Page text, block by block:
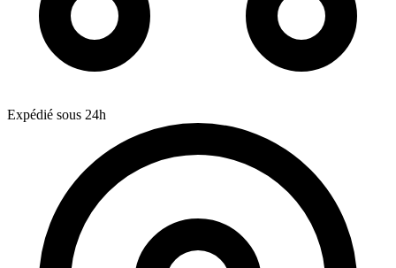
Expédié sous 24h